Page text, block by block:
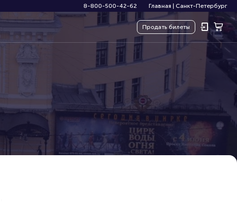
8-800-500-42-62 Главная Санкт-Петербург
Продать билеты